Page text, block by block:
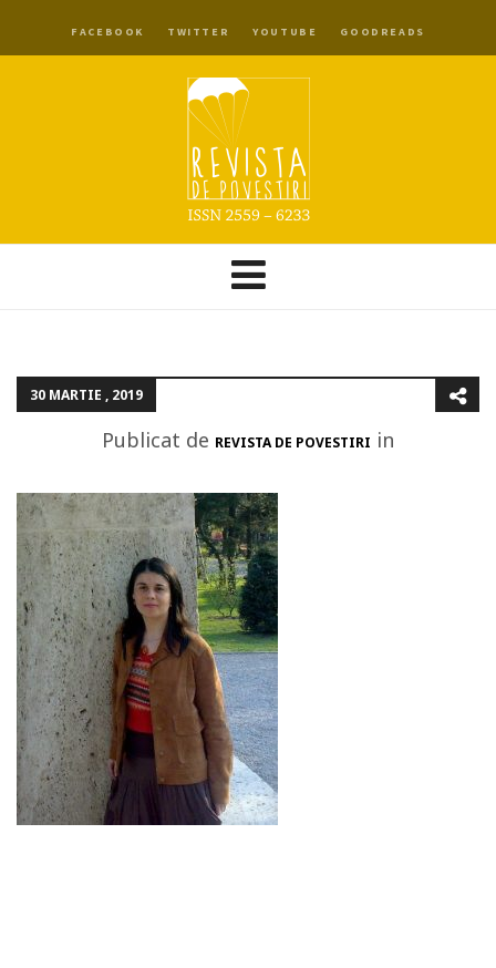
FACEBOOK TWITTER YOUTUBE GOODREADS
30 MARTIE , 2019
Publicat de REVISTA DE POVESTIRI in